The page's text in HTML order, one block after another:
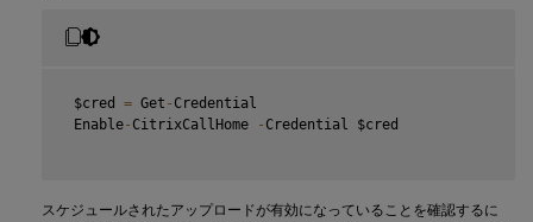
$cred = Get - Credential
Enable- CitrixCallHome - Credential $cred
スケジュールされたアップロードが有効になっていることを確認するに